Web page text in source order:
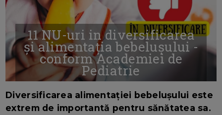
11 NU-uri in diversificarea
și alimentația bebelușului -
conform Academiei de
Pediatrie
Diversificarea alimentației bebelușului este
extrem de importantă pentru sănătatea sa.